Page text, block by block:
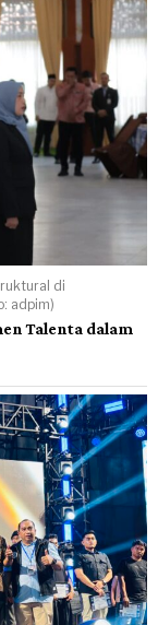
di
adpim)
Talenta dalam